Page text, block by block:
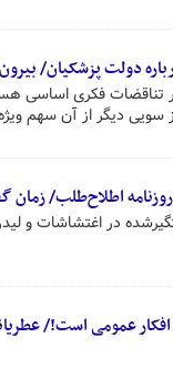
دولت پزشکیان/
تناقضات فکری اساسی
سویی دیگر از آن سهم
اطلاح‌طلب/ زمان
در اغتشاشات و
عمومی است!/